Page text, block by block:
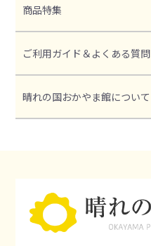
商品特集
ご利用ガイド＆よくある質問
晴れの国おかやま館について